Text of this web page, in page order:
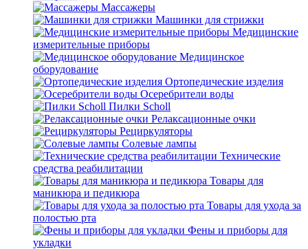
Массажеры
Машинки для стрижки
Медицинские
измерительные приборы
Медицинское
оборудование
Ортопедические изделия
Осеребрители воды
Пилки Scholl
Релаксационные очки
Рециркуляторы
Солевые лампы
Технические
средства реабилитации
Товары для
маникюра и педикюра
Товары для ухода за
полостью рта
Фены и приборы для
укладки